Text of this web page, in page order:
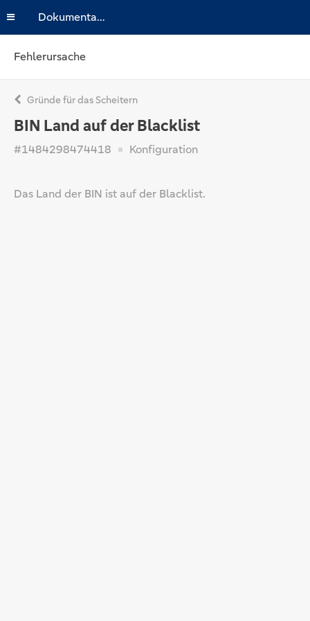
Dokumentation
Fehlerursache
Gründe für das Scheitern
BIN Land auf der Blacklist
#1484298474418 Konfiguration
Das Land der BIN ist auf der Blacklist.